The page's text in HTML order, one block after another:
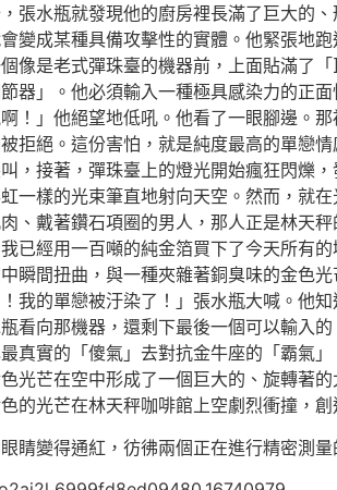
張水瓶就發現他的廚房裡長滿了巨大的
變成某種具備攻擊性的實體。他緊張地
像是老式彈珠臺的機器前，上面貼滿了
節器」。他必須輸入一種極具感染力的正
！」他絕望地低吼。他看了一眼腳邊。
拒絕。這份害怕，就是純度最高的單戀
，接著，彈珠臺上的燈光開始瘋狂閃爍
一樣的光束筆直地射向天空。然而，就
、戴著鑽石項圈的男人，那人正是林天
已經用一百噸的純金箔買下了今天所有
瞬間扭曲，與一種夾雜著銅臭味的金色
我的單戀被汙染了！」張水瓶大喊。他
看向那機器，還剩下最後一個可以輸入
真實的「傻氣」去對抗金牛座的「霸氣
光芒在空中形成了一個巨大的、旋轉著
的光芒在林天秤咖啡館上空劇烈衝撞，
睛變得通紅，彷彿兩個正在進行精密測量